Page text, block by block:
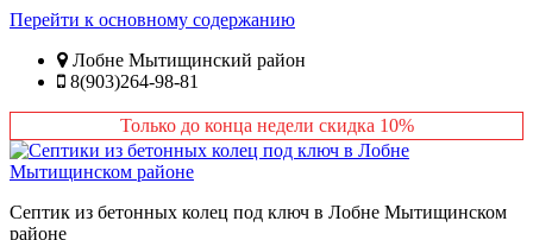
Перейти к основному содержанию
Лобне Мытищинский район
8(903)264-98-81
Только до конца недели скидка 10%
Септик из бетонных колец под ключ в Лобне Мытищинском
районе